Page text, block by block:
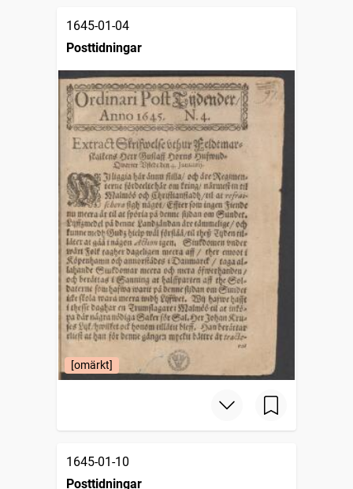
1645-01-04
Posttidningar
[omärkt]
1645-01-10
Posttidningar